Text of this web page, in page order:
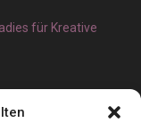
für Kreative